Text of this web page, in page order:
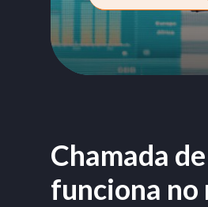
Chamada
funciona no